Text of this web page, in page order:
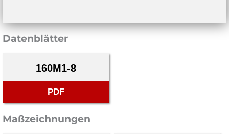
Datenblätter
160M1-8
PDF
Maßzeichnungen